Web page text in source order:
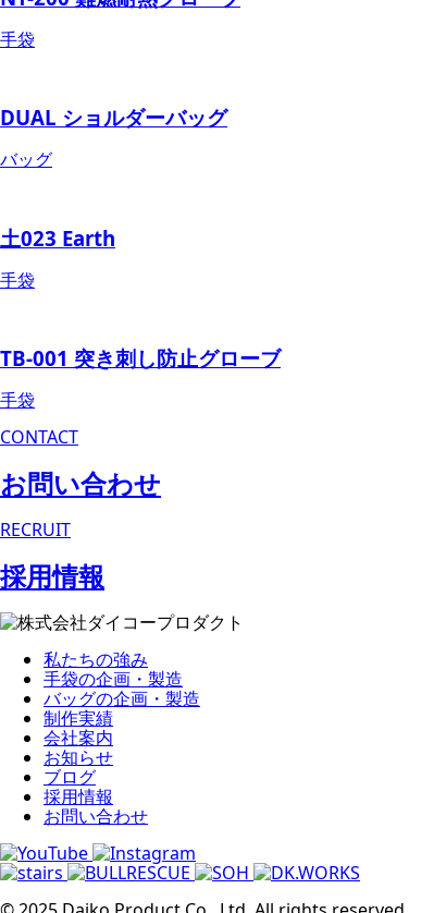
手袋
DUAL ショルダーバッグ
バッグ
土023 Earth
手袋
TB-001 突き刺し防止グローブ
手袋
CONTACT
お問い合わせ
RECRUIT
採用情報
私たちの強み
手袋の企画・製造
バッグの企画・製造
制作実績
会社案内
お知らせ
ブログ
採用情報
お問い合わせ